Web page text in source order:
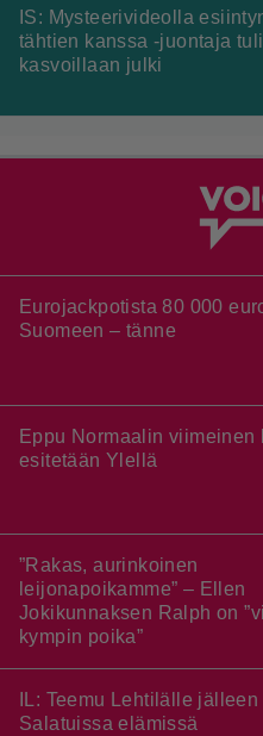
IS: Mysteerivideolla
tähtien kanssa -juontaja tuli
kasvoillaan julki
Eurojackpotista 80 000
Suomeen – tänne
Eppu Normaalin viimeinen
esitetään Ylellä
”Rakas, aurinkoinen
leijonapoikamme” – Ellen
Jokikunnaksen Ralph on
kympin poika”
IL: Teemu Lehtilälle
Salatuissa elämissä